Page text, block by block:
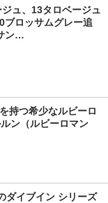
ュ、13タロベージュ
ロッサムグレー追
ン…
持つ希少なルビーロ
ン（ルビーロマン
ダイブイン シリーズ